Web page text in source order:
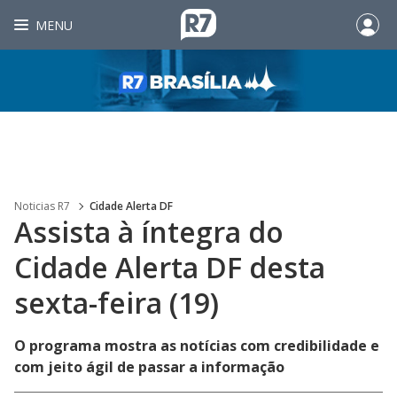
MENU
Noticias R7 Cidade Alerta DF
Assista à íntegra do
Cidade Alerta DF desta
sexta-feira (19)
O programa mostra as notícias com credibilidade e
com jeito ágil de passar a informação